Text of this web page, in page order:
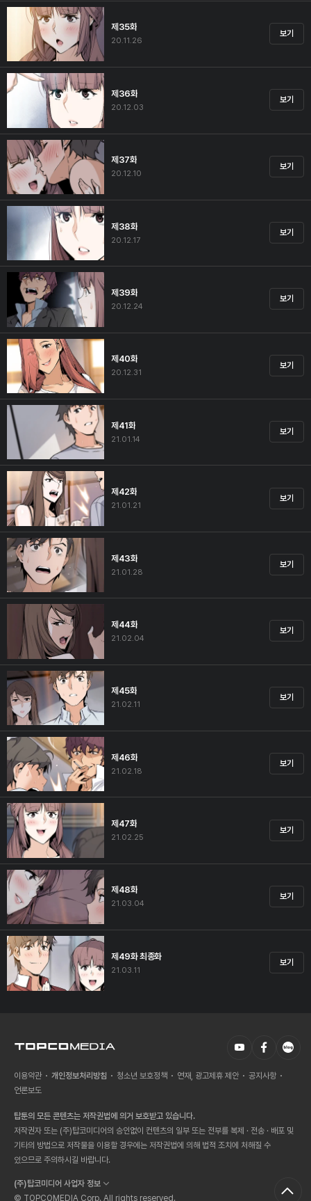
제35화
20.11.26
보기
제36화
20.12.03
보기
제37화
20.12.10
보기
제38화
20.12.17
보기
제39화
20.12.24
보기
제40화
20.12.31
보기
제41화
21.01.14
보기
제42화
21.01.21
보기
제43화
21.01.28
보기
제44화
21.02.04
보기
제45화
21.02.11
보기
제46화
21.02.18
보기
제47화
21.02.25
보기
제48화
21.03.04
보기
제49화 최종화
21.03.11
보기
이용약관 개인정보처리방침 청소년 보호정책 연재, 광고제휴 제안
공지사항
언론보도
탑툰의 모든 콘텐츠는 저작권법에 의거 보호받고 있습니다.
저작권자 또는 (주)탑코미디어의 승인없이 컨텐츠의 일부 또는 전부를 복제 · 전송 · 배포 및
기타의 방법으로 저작물을 이용할 경우에는 저작권법에 의해 법적 조치에 처해질 수
있으므로 주의하시길 바랍니다.
(주)탑코미디어 사업자 정보
© TOPCOMEDIA Corp. All rights reserved.